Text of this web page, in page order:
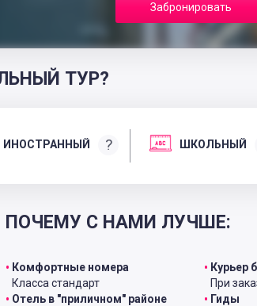
Забронировать
ТУР?
ИНОСТРАННЫЙ ? ШКОЛЬНЫЙ
ПОЧЕМУ С НАМИ ЛУЧШЕ:
Комфортные номера
Класса стандарт
Отель в "приличном" районе
Курьер
При
Гиды